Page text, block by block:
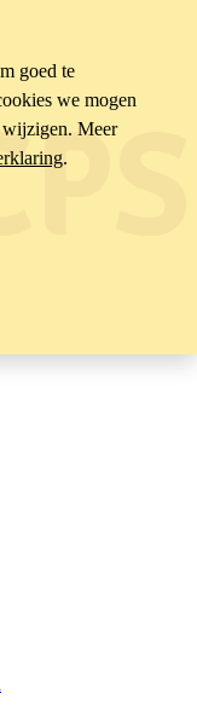
goed te
we mogen
Meer
.